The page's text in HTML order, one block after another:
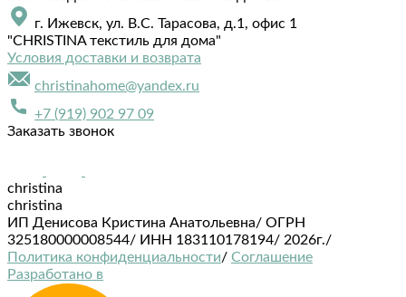
г. Ижевск, ул. В.С. Тарасова, д.1, офис 1
"CHRISTINA текстиль для дома"
Условия доставки и возврата
christinahome@yandex.ru
+7 (919) 902 97 09
Заказать звонок
christina
christina
ИП Денисова Кристина Анатольевна/ ОГРН
325180000008544/ ИНН 183110178194/ 2026г./
Политика конфиденциальности/ Соглашение
Разработано в